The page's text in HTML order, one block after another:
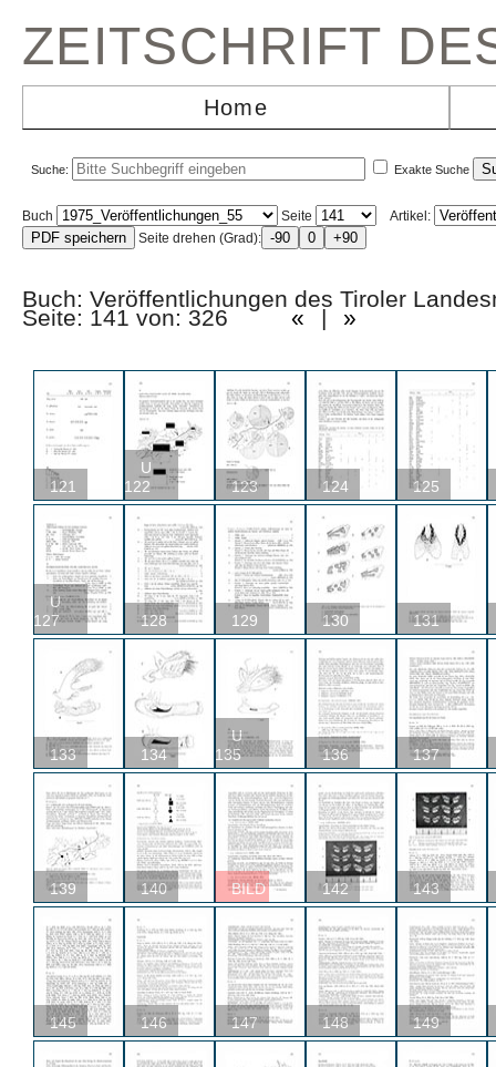
ZEITSCHRIFT
Home
Suche: Exakte Suche
Buch Seite
Artikel:
Seite drehen (Grad):
Buch: Veröffentlichungen des Tiroler
Seite: 141 von: 326 « | »
121
U
122
123 124 125
U
127
128 129 130 131
133 134
U
135
136 137
139 140 BILD 142 143
145 146 147 148 149